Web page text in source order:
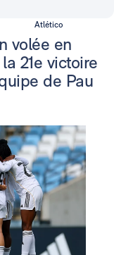
Atlético
volée en
21e victoire
de Pau